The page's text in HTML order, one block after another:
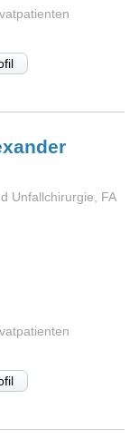
Unfallchirurgie, FA